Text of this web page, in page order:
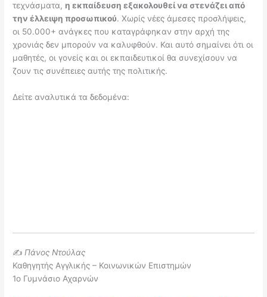
τεχνάσματα, η εκπαίδευση εξακολουθεί να στενάζει από
την έλλειψη προσωπικού. Χωρίς νέες άμεσες προσλήψεις,
οι 50.000+ ανάγκες που καταγράφηκαν στην αρχή της
χρονιάς δεν μπορούν να καλυφθούν. Και αυτό σημαίνει ότι οι
μαθητές, οι γονείς και οι εκπαιδευτικοί θα συνεχίσουν να
ζουν τις συνέπειες αυτής της πολιτικής.
Δείτε αναλυτικά τα δεδομένα:
✍️ Πάνος Ντούλας
Καθηγητής Αγγλικής – Κοινωνικών Επιστημών
1ο Γυμνάσιο Αχαρνών